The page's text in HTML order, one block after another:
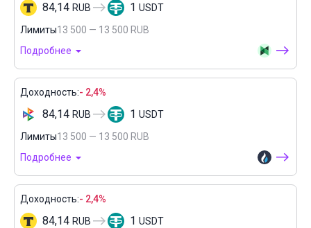
84,14 RUB 1 USDT
Лимиты13 500 — 13 500 RUB
Подробнее
Доходность:- 2,4%
84,14 RUB 1 USDT
Лимиты13 500 — 13 500 RUB
Подробнее
Доходность:- 2,4%
84,14 RUB 1 USDT